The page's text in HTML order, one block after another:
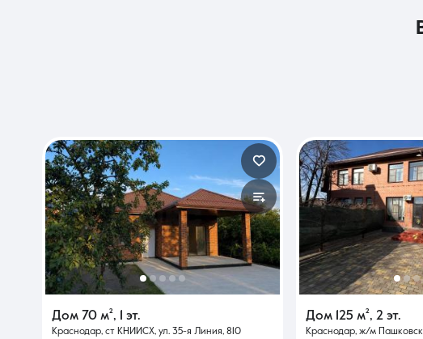
Дом 70 м², 1 эт.
Краснодар, ст КНИИСХ, ул. 35-я Линия, 810
Дом 125 м², 2 эт.
Краснодар, ж/м